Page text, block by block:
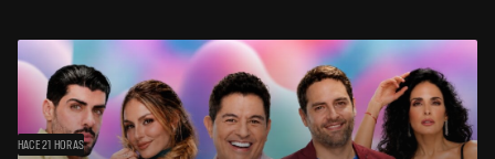
HACE 21 HORAS